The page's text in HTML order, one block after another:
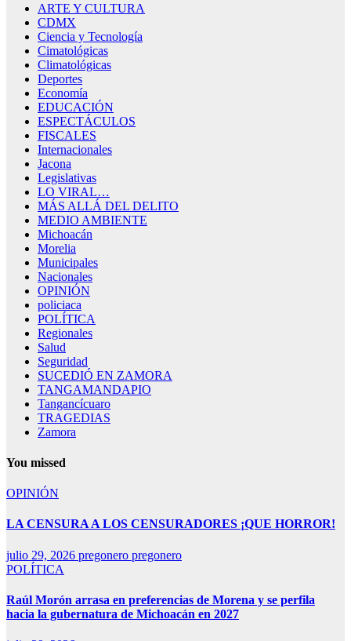
ARTE Y CULTURA
CDMX
Ciencia y Tecnología
Cimatológicas
Climatológicas
Deportes
Economía
EDUCACIÓN
ESPECTÁCULOS
FISCALES
Internacionales
Jacona
Legislativas
LO VIRAL…
MÁS ALLÁ DEL DELITO
MEDIO AMBIENTE
Michoacán
Morelia
Municipales
Nacionales
OPINIÓN
policiaca
POLÍTICA
Regionales
Salud
Seguridad
SUCEDIÓ EN ZAMORA
TANGAMANDAPIO
Tangancícuaro
TRAGEDIAS
Zamora
You missed
OPINIÓN
LA CENSURA A LOS CENSURADORES ¡QUE HORROR!
julio 29, 2026 pregonero pregonero
POLÍTICA
Raúl Morón arrasa en preferencias de Morena y se perfila
hacia la gubernatura de Michoacán en 2027